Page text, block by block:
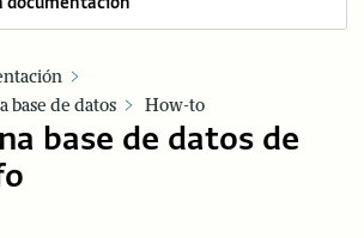
base de datos
How-to
base de datos de